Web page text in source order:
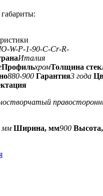
W-P-1-90-C-Cr-R-
Италия
ПрофильхромТолщина
880-900 Гарантия3 года
мм Ширина, мм900